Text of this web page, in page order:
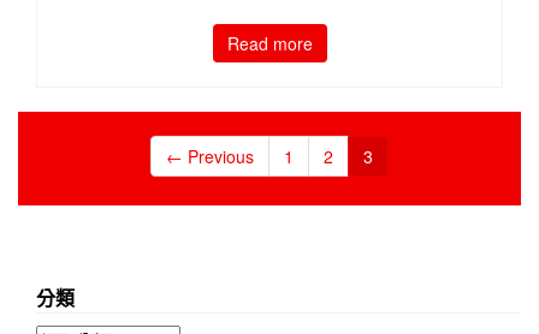
Read more
← Previous 1 2 3
分類